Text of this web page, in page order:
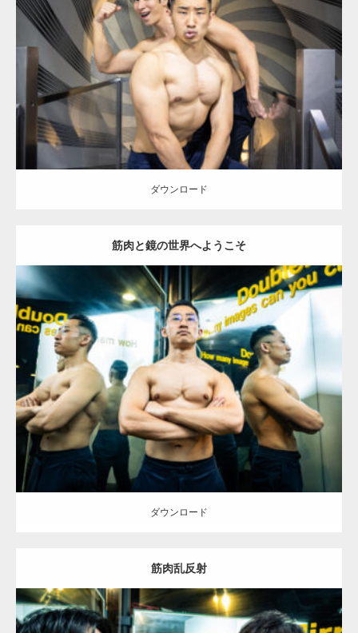
Update:2025.10.30
Category: 科学技術館のマッチョ オレンジの人 AKIHITO(細マッチョ)
SOSUKE 外資系筋肉 大胸筋 千代田区（東京）
ダウンロード
ダウンロード
筋肉と鏡の世界へようこそ
Update:2025.10.30
Category:科学技術館のマッチョ オレンジの人 外資系筋肉 大胸筋
ダウンロード
ダウンロード
筋肉乱反射